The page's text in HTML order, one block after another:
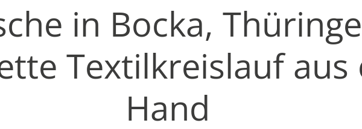
in Bocka,
Textilkreislauf aus
Hand